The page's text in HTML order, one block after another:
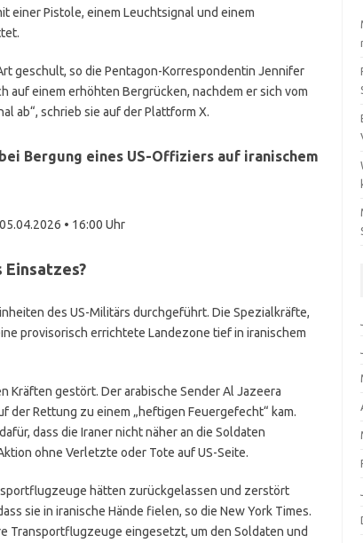
einer Pistole, einem Leuchtsignal und einem
geschult, so die Pentagon-Korrespondentin Jennifer
auf einem erhöhten Bergrücken, nachdem er sich vom
ab“, schrieb sie auf der Plattform X.
Bergung eines US-Offiziers auf iranischem
• 16:00 Uhr
Einsatzes?
des US-Militärs durchgeführt. Die Spezialkräfte,
provisorisch errichtete Landezone tief in iranischem
Kräften gestört. Der arabische Sender Al Jazeera
der Rettung zu einem „heftigen Feuergefecht“ kam.
dass die Iraner nicht näher an die Soldaten
ohne Verletzte oder Tote auf US-Seite.
hätten zurückgelassen und zerstört
sie in iranische Hände fielen, so die New York Times.
Transportflugzeuge eingesetzt, um den Soldaten und